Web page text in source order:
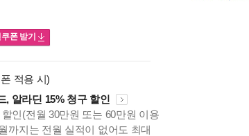
폰 받기
적용 시)
, 알라딘 15% 청구 할인
인(전월 30만원 또는 60만원 이용
까지는 전월 실적이 없어도 최대